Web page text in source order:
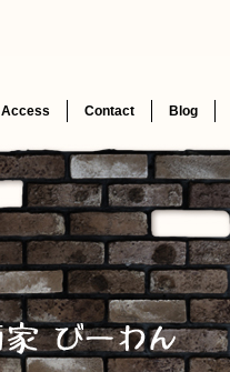
Access Contact Blog